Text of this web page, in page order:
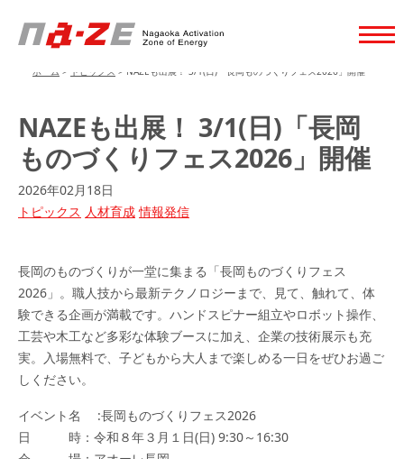
ホーム > トピックス > NAZEも出展！ 3/1(日)「長岡ものづくりフェス2026」開催
NAZEも出展！ 3/1(日)「長岡
ものづくりフェス2026」開催
2026年02月18日
トピックス 人材育成 情報発信
長岡のものづくりが一堂に集まる「長岡ものづくりフェス
2026」。職人技から最新テクノロジーまで、見て、触れて、体
験できる企画が満載です。ハンドスピナー組立やロボット操作、
工芸や木工など多彩な体験ブースに加え、企業の技術展示も充
実。入場無料で、子どもから大人まで楽しめる一日をぜひお過ご
しください。
イベント名 :⾧岡ものづくりフェス2026
日 時：令和８年３月１日(日) 9:30～16:30